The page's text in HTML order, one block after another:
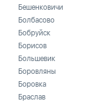
Бешенковичи
Болбасово
Бобруйск
Борисов
Большевик
Боровляны
Боровка
Браслав